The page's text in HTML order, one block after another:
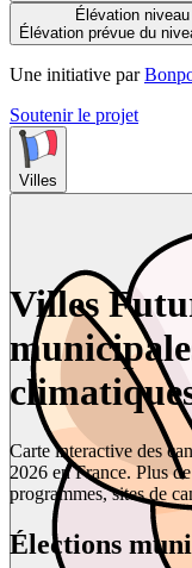
Élévation
Élévation prévue du
Une initiative par
Soutenir le projet
Villes
Villes
Carte interactive des
2026 en France. Plus
programmes, sites de
Élections